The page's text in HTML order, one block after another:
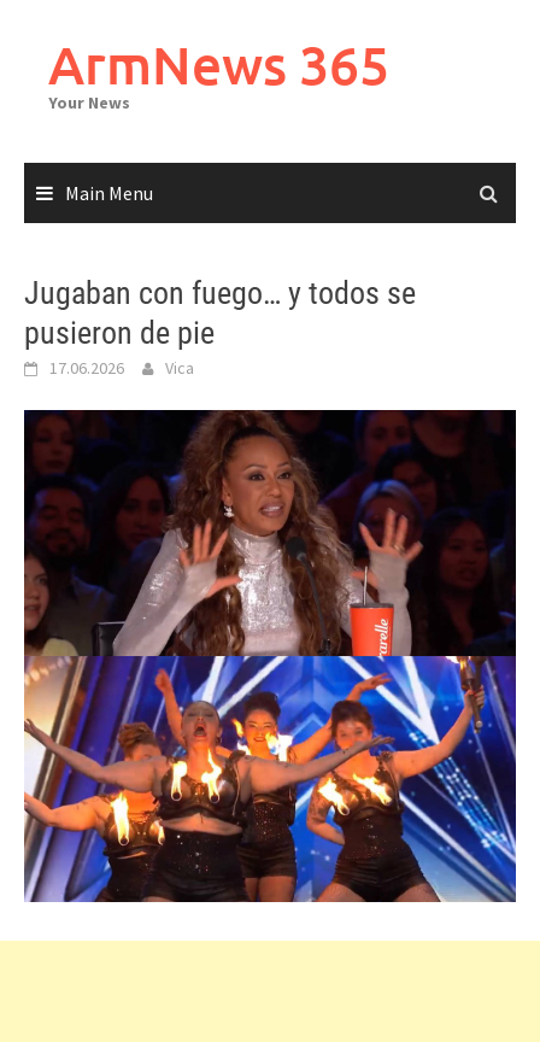
contentArmNews 365
Your News
Main Menu
Jugaban con fuego… y todos se
pusieron de pie
17.06.2026 Vica